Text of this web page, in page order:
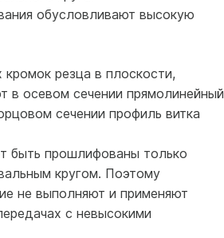
обусловливают высокую
резца в плоскости,
в осевом сечении прямолинейный
сечении профиль витка
быть прошлифованы только
кругом. Поэтому
не выполняют и применяют
с невысокими